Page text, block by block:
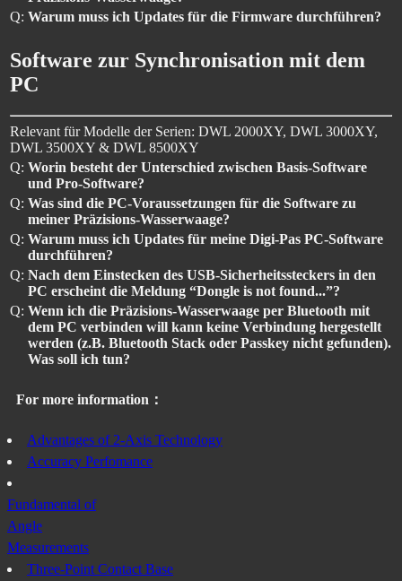
Q: Warum muss ich Updates für die Firmware durchführen?
Software zur Synchronisation mit dem
PC
Relevant für Modelle der Serien: DWL 2000XY, DWL 3000XY,
DWL 3500XY & DWL 8500XY
Q: Worin besteht der Unterschied zwischen Basis-Software
und Pro-Software?
Q: Was sind die PC-Voraussetzungen für die Software zu
meiner Präzisions-Wasserwaage?
Q: Warum muss ich Updates für meine Digi-Pas PC-Software
durchführen?
Q: Nach dem Einstecken des USB-Sicherheitssteckers in den
PC erscheint die Meldung “Dongle is not found...”?
Q: Wenn ich die Präzisions-Wasserwaage per Bluetooth mit
dem PC verbinden will kann keine Verbindung hergestellt
werden (z.B. Bluetooth Stack oder Passkey nicht gefunden).
Was soll ich tun?
For more information：
Advantages of 2-Axis Technology
Accuracy Perfomance
Fundamental of
Angle
Measurements
Three-Point Contact Base